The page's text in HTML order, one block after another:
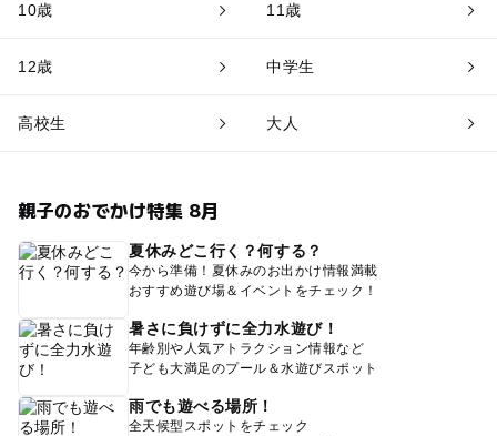
10歳 11歳
12歳 中学生
高校生 大人
親子のおでかけ特集 8月
夏休みどこ行く？何する？
今から準備！夏休みのお出かけ情報満載
おすすめ遊び場＆イベントをチェック！
暑さに負けずに全力水遊び！
年齢別や人気アトラクション情報など
子ども大満足のプール＆水遊びスポット
雨でも遊べる場所！
全天候型スポットをチェック